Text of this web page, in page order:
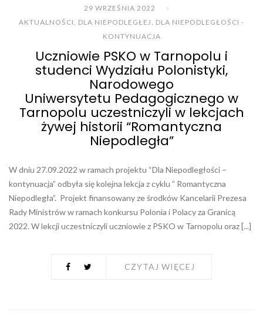
29 WRZEŚNIA 2022
AKTUALNOŚCI
DLA NIEPODLEGŁEJ
DLA NIEPODLEGŁOŚCI -
KONTYNUACJA
Uczniowie PSKO w Tarnopolu i
studenci Wydziału Polonistyki,
Narodowego
Uniwersytetu Pedagogicznego w
Tarnopolu uczestniczyli w lekcjach
żywej historii “Romantyczna
Niepodległa”
W dniu 27.09.2022 w ramach projektu “Dla Niepodległości –
kontynuacja” odbyła się kolejna lekcja z cyklu ” Romantyczna
Niepodległa”. Projekt finansowany ze środków Kancelarii Prezesa
Rady Ministrów w ramach konkursu Polonia i Polacy za Granicą
2022. W lekcji uczestniczyli uczniowie z PSKO w Tarnopolu oraz [...]
CZYTAJ WIĘCEJ